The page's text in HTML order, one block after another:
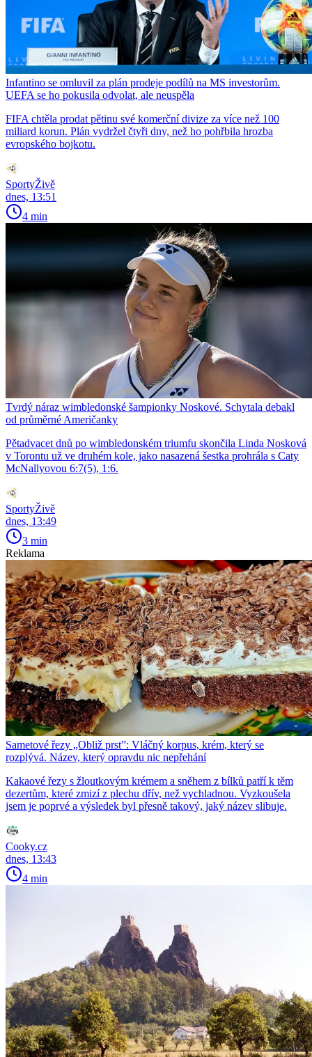
Infantino se omluvil za plán prodeje podílů na MS investorům.
UEFA se ho pokusila odvolat, ale neuspěla
FIFA chtěla prodat pětinu své komerční divize za více než 100
miliard korun. Plán vydržel čtyři dny, než ho pohřbila hrozba
evropského bojkotu.
SportyŽivě
dnes, 13:51
4 min
Tvrdý náraz wimbledonské šampionky Noskové. Schytala debakl
od průměrné Američanky
Pětadvacet dnů po wimbledonském triumfu skončila Linda Nosková
v Torontu už ve druhém kole, jako nasazená šestka prohrála s Caty
McNallyovou 6:7(5), 1:6.
SportyŽivě
dnes, 13:49
3 min
Reklama
Sametové řezy „Obliž prst”: Vláčný korpus, krém, který se
rozplývá. Název, který opravdu nic nepřehání
Kakaové řezy s žloutkovým krémem a sněhem z bílků patří k těm
dezertům, které zmizí z plechu dřív, než vychladnou. Vyzkoušela
jsem je poprvé a výsledek byl přesně takový, jaký název slibuje.
Cooky.cz
dnes, 13:43
4 min